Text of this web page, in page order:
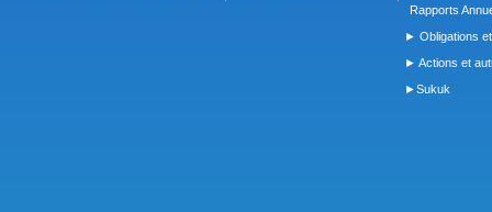
Rapports
► Obligations
► Actions et
►Sukuk